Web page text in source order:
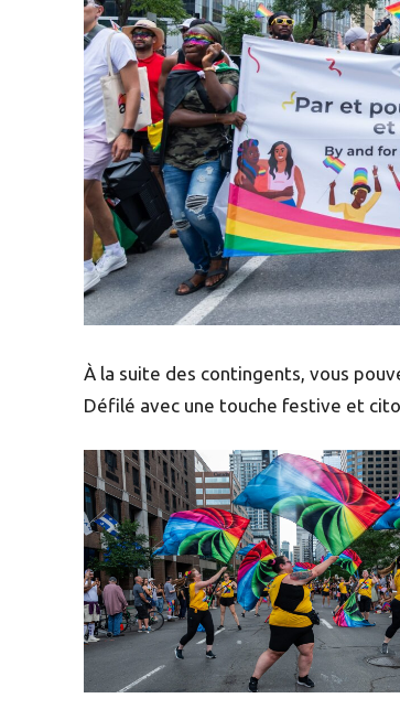
À la suite des contingents, vous
Défilé avec une touche festive et